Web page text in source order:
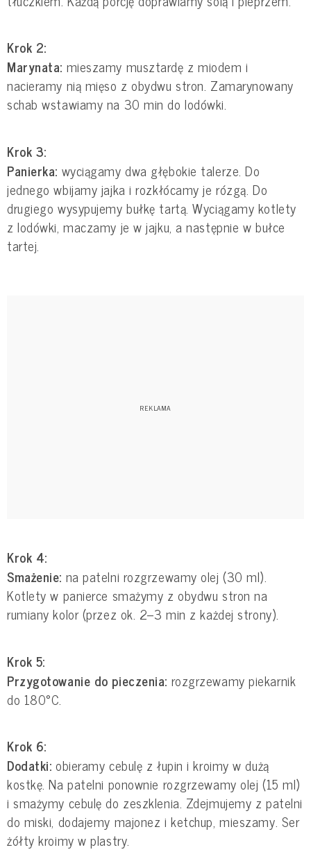
Krok 2:
Marynata: mieszamy musztardę z miodem i
nacieramy nią mięso z obydwu stron. Zamarynowany
schab wstawiamy na 30 min do lodówki.
Krok 3:
Panierka: wyciągamy dwa głębokie talerze. Do
jednego wbijamy jajka i rozkłócamy je rózgą. Do
drugiego wysypujemy bułkę tartą. Wyciągamy kotlety
z lodówki, maczamy je w jajku, a następnie w bułce
tartej.
Krok 4:
Smażenie: na patelni rozgrzewamy olej (30 ml).
Kotlety w panierce smażymy z obydwu stron na
rumiany kolor (przez ok. 2–3 min z każdej strony).
Krok 5:
Przygotowanie do pieczenia: rozgrzewamy piekarnik
do 180°C.
Krok 6:
Dodatki: obieramy cebulę z łupin i kroimy w dużą
kostkę. Na patelni ponownie rozgrzewamy olej (15 ml)
i smażymy cebulę do zeszklenia. Zdejmujemy z patelni
do miski, dodajemy majonez i ketchup, mieszamy. Ser
żółty kroimy w plastry.